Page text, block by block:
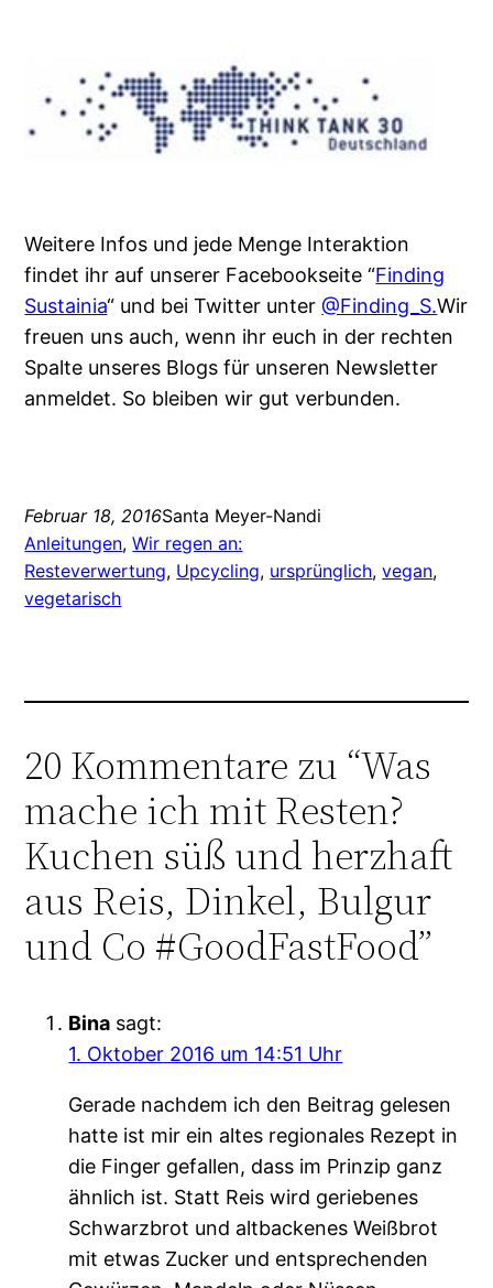
Weitere Infos und jede Menge Interaktion
findet ihr auf unserer Facebookseite “Finding
Sustainia“ und bei Twitter unter@Finding_S.Wir
freuen uns auch, wenn ihr euch in der rechten
Spalte unseres Blogs für unseren Newsletter
anmeldet. So bleiben wir gut verbunden.
Februar 18, 2016Santa Meyer-Nandi
Anleitungen, Wir regen an:
Resteverwertung, Upcycling, ursprünglich, vegan
vegetarisch
20 Kommentare zu “Was
mache ich mit Resten?
Kuchen süß und herzhaft
aus Reis, Dinkel, Bulgur
und Co #GoodFastFood”
Bina sagt:
1. Oktober 2016 um 14:51 Uhr
Gerade nachdem ich den Beitrag gelesen
hatte ist mir ein altes regionales Rezept in
die Finger gefallen, dass im Prinzip ganz
ähnlich ist. Statt Reis wird geriebenes
Schwarzbrot und altbackenes Weißbrot
mit etwas Zucker und entsprechenden